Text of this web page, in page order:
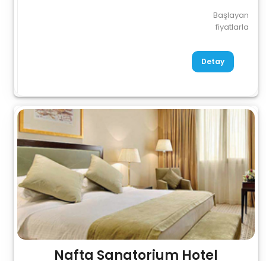
Başlayan
fiyatlarla
Detay
Nafta Sanatorium Hotel